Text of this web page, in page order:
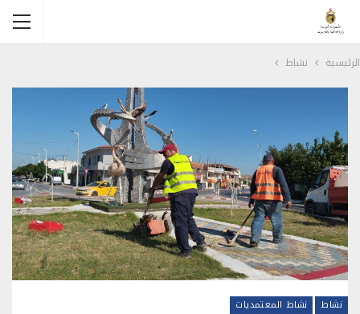
الرئيسية نشاط
نشاط نشاط المعتمديات